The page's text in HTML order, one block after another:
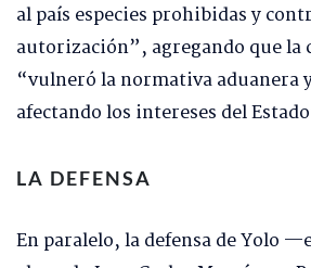
al país especies prohibidas y
autorización”, agregando que la
“vulneró la normativa aduanera
afectando los intereses del
LA DEFENSA
En paralelo, la defensa de Yolo